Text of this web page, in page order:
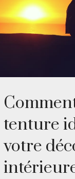
tenture
votre